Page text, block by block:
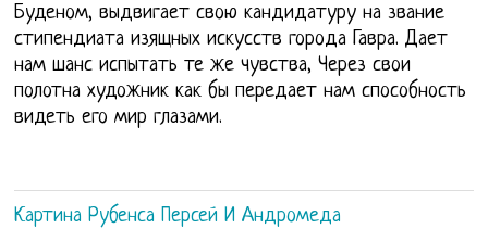
Буденом, выдвигает свою кандидатуру на звание
стипендиата изящных искусств города Гавра. Дает
нам шанс испытать те же чувства, Через свои
полотна художник как бы передает нам способность
видеть его мир глазами.
Картина Рубенса Персей И Андромеда